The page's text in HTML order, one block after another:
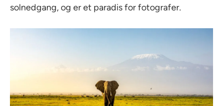
solnedgang, og er et paradis for fotografer.